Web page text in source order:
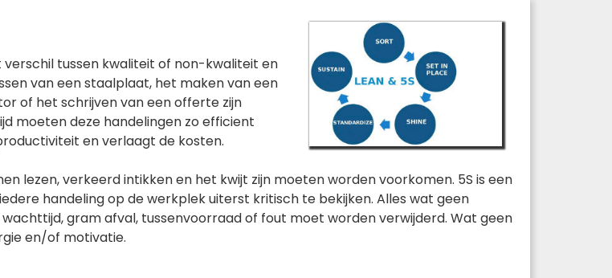
tussen kwaliteit of non-kwaliteit en
van een staalplaat, het maken van een
of het schrijven van een offerte zijn
moeten deze handelingen zo efficient
en verlaagt de kosten.
lezen, verkeerd intikken en het kwijt zijn moeten worden voorkomen. 5S is een
handeling op de werkplek uiterst kritisch te bekijken. Alles wat geen
gram afval, tussenvoorraad of fout moet worden verwijderd. Wat geen
en/of motivatie.